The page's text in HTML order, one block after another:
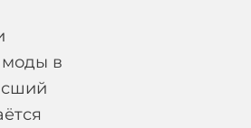
моды в